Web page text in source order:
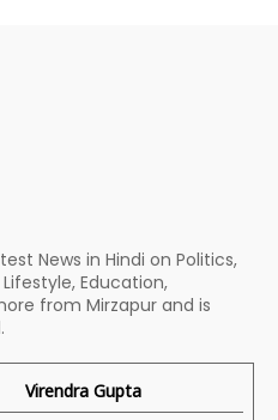
News in Hindi on Politics,
Education,
from Mirzapur and is
Virendra Gupta